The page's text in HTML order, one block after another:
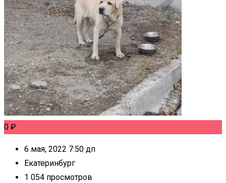
0 ₽
6 мая, 2022 7:50 дп
Екатеринбург
1 054 просмотров